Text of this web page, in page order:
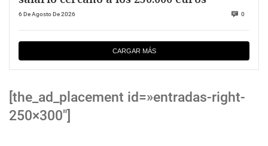
6 De Agosto De 2026 0
CARGAR MÁS
[the_ad_placement id=»entradas-right-
250×300″]